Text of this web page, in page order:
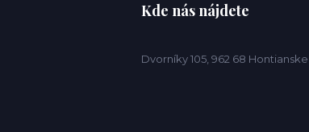
Kde nás nájdete
Dvorníky 105, 962 68